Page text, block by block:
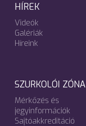
HÍREK
Videók
Galériák
Híreink
SZURKOLÓI ZÓNA
Mérkőzés és
jegyinformációk
Sajtóakkreditáció